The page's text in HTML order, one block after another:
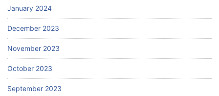
January 2024
December 2023
November 2023
October 2023
September 2023